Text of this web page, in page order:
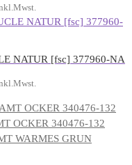
NATUR [fsc] 377960-NA
OCKER 340476-132